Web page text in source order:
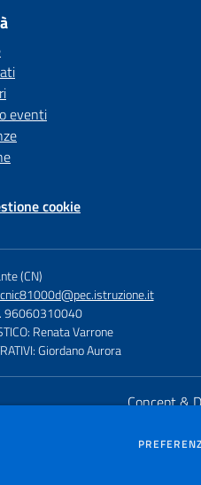
eventi
cookie
(CN)
cnic81000d@pec.istruzione.it
96060310040
Renata Varrone
Giordano Aurora
Concept &